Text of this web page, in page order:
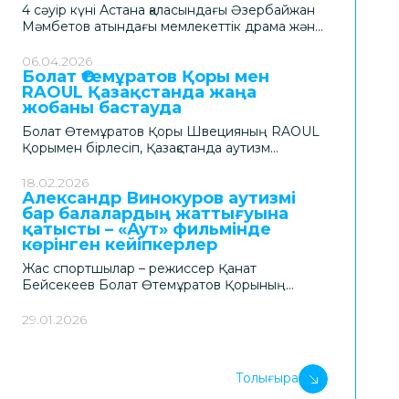
4 сәуір күні Астана қаласындағы Әзербайжан
Мәмбетов атындағы мемлекеттік драма және
өнер ордасы ғана емес, қоғамдық маңызы
айрықша кеңістікке айналды. Осында аутизм
спектрінің бұзылысы (АСБ) бар балалар мен
жасөспірімдердің қатысуымен «Шуылдақ
шыбын» инклюзивті мюзиклі көрерменге жол
тартты. Қойылым аншлагпен өтті.
06.04.2026
Болат Өтемұратов Қоры мен
RAOUL Қазақстанда жаңа
жобаны бастауда
Болат Өтемұратов Қоры Швецияның RAOUL
Қорымен бірлесіп, Қазақстанда аутизм
арналған сүйемелденетін жұмыспен қамту
(Supported Employment) жүйесін дамытуға
бағытталған жаңа ауқымды жобаның
басталғанын жариялайды.
18.02.2026
Александр Винокуров аутизмі
бар балалардың жаттығуына
қатысты – «Аут» фильмінде
көрінген кейіпкерлер
Жас спортшылар – режиссер Қанат
Бейсекеев Болат Өтемұратов Қорының
деректі фильмінің кейіпкерлері.
29.01.2026
Толығырақ